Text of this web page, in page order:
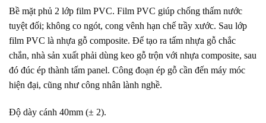
Bề mặt phủ 2 lớp film PVC. Film PVC giúp chống thấm nước
tuyệt đối; không co ngót, cong vênh hạn chế trầy xước. Sau lớp
film PVC là nhựa gỗ composite. Để tạo ra tấm nhựa gỗ chắc
chắn, nhà sản xuất phải dùng keo gỗ trộn với nhựa composite, sau
đó đúc ép thành tấm panel. Công đoạn ép gỗ cần đến máy móc
hiện đại, cũng như công nhân lành nghề.
Độ dày cánh 40mm (± 2).